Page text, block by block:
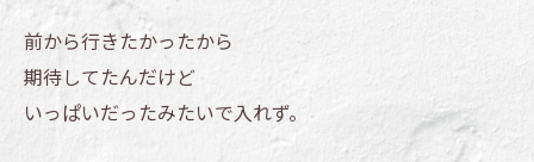
前から行きたかったから
期待してたんだけど
いっぱいだったみたいで入れず。